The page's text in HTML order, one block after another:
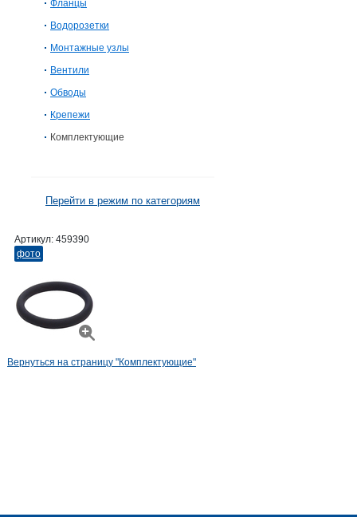
Фланцы
Водорозетки
Монтажные узлы
Вентили
Обводы
Крепежи
Комплектующие
Перейти в режим по категориям
Артикул: 459390
фото
Вернуться на страницу "Комплектующие"